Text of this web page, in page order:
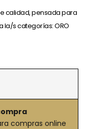
calidad, pensada para
la/s categorías: ORO
compras online